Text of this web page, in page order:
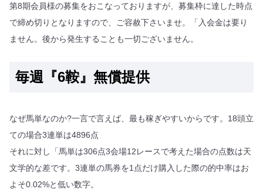
第8期会員様の募集をおこなっておりますが、募集枠に達した時点
で締め切りとなりますので、ご容赦下さいませ。「入会金は要り
ません。後から発生することも一切ございません。
毎週『6鞍』無償提供
なぜ馬単なのか?一言で言えば、最も稼ぎやすいからです。18頭立
ての場合3連単は4896点
それに対し「馬単は306点3会場12レースで考えた場合の点数は天
文学的な差です。3連単の馬券を1点だけ購入した際の的中率はお
よそ0.02%と低い数字。